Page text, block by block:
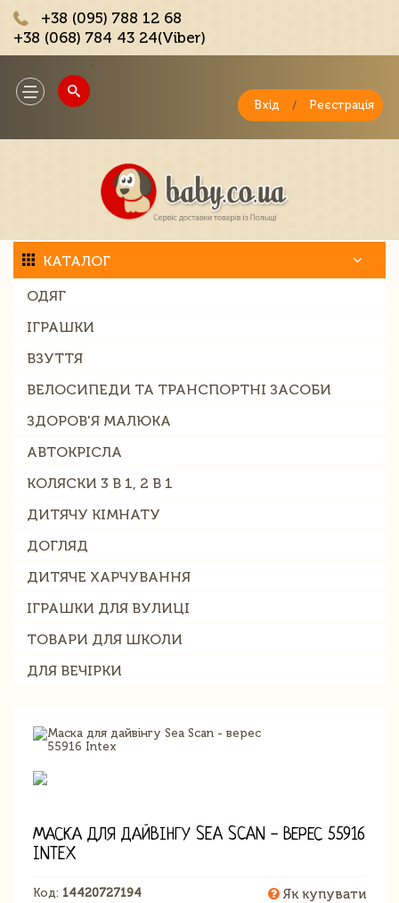
+38 (095) 788 12 68
+38 (068) 784 43 24(Viber)
Toggle
navigation
Вхід / Реєстрація
КАТАЛОГ
ОДЯГ
ІГРАШКИ
ВЗУТТЯ
ВЕЛОСИПЕДИ ТА ТРАНСПОРТНІ ЗАСОБИ
ЗДОРОВ'Я МАЛЮКА
АВТОКРІСЛА
КОЛЯСКИ 3 В 1, 2 В 1
ДИТЯЧУ КІМНАТУ
ДОГЛЯД
ДИТЯЧЕ ХАРЧУВАННЯ
ІГРАШКИ ДЛЯ ВУЛИЦІ
ТОВАРИ ДЛЯ ШКОЛИ
ДЛЯ ВЕЧІРКИ
МАСКА ДЛЯ ДАЙВІНГУ SEA SCAN - ВЕРЕС 55916
INTEX
Код: 14420727194 Як купувати